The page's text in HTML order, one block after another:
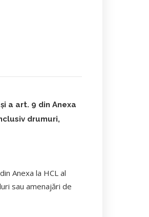
a art. 9 din Anexa
drumuri,
Anexa la HCL al
sau amenajări de